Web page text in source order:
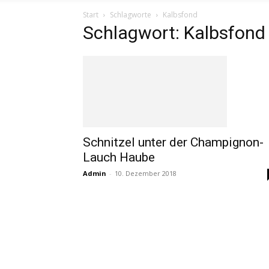
Start Schlagworte Kalbsfond
Schlagwort: Kalbsfond
Schnitzel unter der Champignon-
Lauch Haube
Admin - 10. Dezember 2018